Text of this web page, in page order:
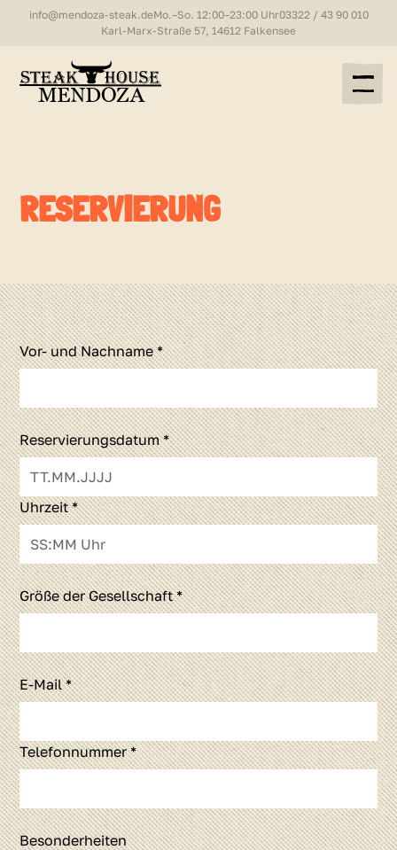
info@mendoza-steak.deMo.–So. 12:00–23:00 Uhr03322 / 43 90 010
Karl-Marx-Straße 57, 14612 Falkensee
RESERVIERUNG
Vor- und Nachname *
Reservierungsdatum *
Uhrzeit *
Größe der Gesellschaft *
E-Mail *
Telefonnummer *
Besonderheiten